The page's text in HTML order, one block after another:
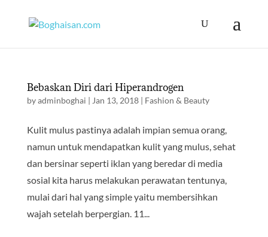
Bebaskan Diri dari Hiperandrogen
byadminboghai | Jan 13, 2018| Fashion & Beauty
Kulit mulus pastinya adalah impian semua orang,
namun untuk mendapatkan kulit yang mulus, sehat
dan bersinar seperti iklan yang beredar di media
sosial kita harus melakukan perawatan tentunya,
mulai dari hal yang simple yaitu membersihkan
wajah setelah berpergian. 11...